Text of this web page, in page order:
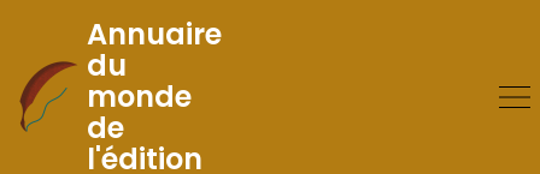
Skip
to
Annuaire
du
monde
de
l'édition